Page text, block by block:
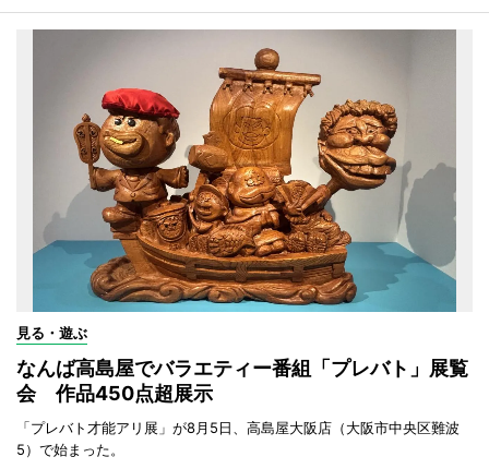
見る・遊ぶ
なんば高島屋でバラエティー番組「プレバト」展覧
会 作品450点超展示
「プレバト才能アリ展」が8月5日、高島屋大阪店（大阪市中央区難波
5）で始まった。